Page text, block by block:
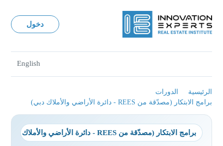
دخول
English
الرئيسية
الدورات
برامج الابتكار (مصدّقة من REES - دائرة الأراضي والأملاك دبي)
برامج الابتكار (مصدّقة من REES - دائرة الأراضي والأملاك دبي)